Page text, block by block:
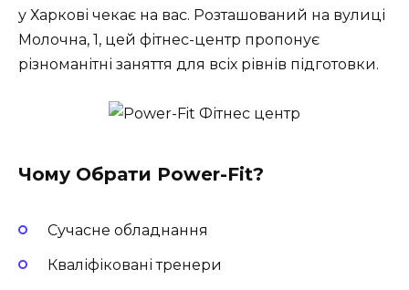
у Харкові чекає на вас. Розташований на вулиці
Молочна, 1, цей фітнес-центр пропонує
різноманітні заняття для всіх рівнів підготовки.
Чому Обрати Power-Fit?
Сучасне обладнання
Кваліфіковані тренери